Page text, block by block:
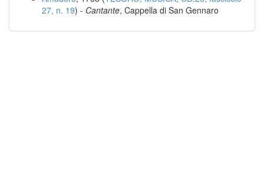
27, n. 19) - Cantante, Cappella di San Gennaro